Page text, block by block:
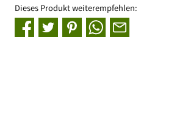
Dieses Produkt weiterempfehlen: